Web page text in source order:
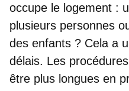
occupe le logement :
plusieurs personnes
des enfants ? Cela a
délais. Les
être plus longues en